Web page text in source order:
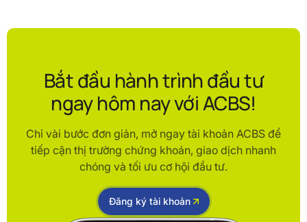
Bắt đầu hành trình đầu tư
ngay hôm nay với ACBS!
Chỉ vài bước đơn giản, mở ngay tài khoản ACBS để
tiếp cận thị trường chứng khoán, giao dịch nhanh
chóng và tối ưu cơ hội đầu tư.
Đăng ký tài khoản